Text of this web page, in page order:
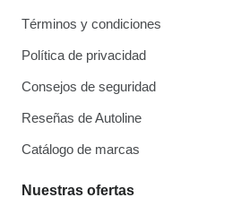
Términos y condiciones
Política de privacidad
Consejos de seguridad
Reseñas de Autoline
Catálogo de marcas
Nuestras ofertas